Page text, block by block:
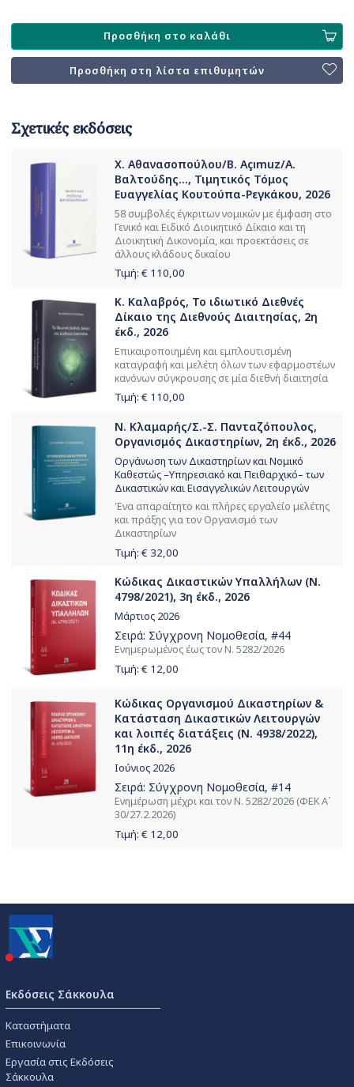
Προσθήκη στο καλάθι
Προσθήκη στη λίστα επιθυμητών
Σχετικές εκδόσεις
Χ. Αθανασοπούλου/B. Açımuz/Α.
Βαλτούδης..., Τιμητικός Τόμος
Ευαγγελίας Κουτούπα-Ρεγκάκου, 2026
58 συμβολές έγκριτων νομικών με έμφαση στο
Γενικό και Ειδικό Διοικητικό Δίκαιο και τη
Διοικητική Δικονομία, και προεκτάσεις σε
άλλους κλάδους δικαίου
Τιμή: € 110,00
Κ. Καλαβρός, Το ιδιωτικό Διεθνές
Δίκαιο της Διεθνούς Διαιτησίας, 2η
έκδ., 2026
Επικαιροποιημένη και εμπλουτισμένη
καταγραφή και μελέτη όλων των εφαρμοστέων
κανόνων σύγκρουσης σε μία διεθνή διαιτησία
Τιμή: € 110,00
Ν. Κλαμαρής/Σ.-Σ. Πανταζόπουλος,
Οργανισμός Δικαστηρίων, 2η έκδ., 2026
Οργάνωση των Δικαστηρίων και Νομικό
Καθεστώς –Υπηρεσιακό και Πειθαρχικό– των
Δικαστικών και Εισαγγελικών Λειτουργών
Ένα απαραίτητο και πλήρες εργαλείο μελέτης
και πράξης για τον Οργανισμό των
Δικαστηρίων
Τιμή: € 32,00
Κώδικας Δικαστικών Υπαλλήλων (Ν.
4798/2021), 3η έκδ., 2026
Μάρτιος 2026
Σειρά: Σύγχρονη Νομοθεσία, #44
Ενημερωμένος έως τον Ν. 5282/2026
Τιμή: € 12,00
Κώδικας Οργανισμού Δικαστηρίων &
Κατάσταση Δικαστικών Λειτουργών
και λοιπές διατάξεις (Ν. 4938/2022),
11η έκδ., 2026
Ιούνιος 2026
Σειρά: Σύγχρονη Νομοθεσία, #14
Ενημέρωση μέχρι και τον Ν. 5282/2026 (ΦΕΚ Α΄
30/27.2.2026)
Τιμή: € 12,00
Εκδόσεις Σάκκουλα
Καταστήματα
Επικοινωνία
Εργασία στις Εκδόσεις
Σάκκουλα